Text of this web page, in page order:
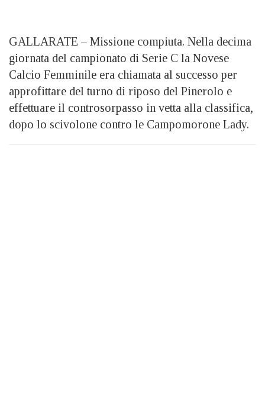
GALLARATE – Missione compiuta. Nella decima
giornata del campionato di Serie C la Novese
Calcio Femminile era chiamata al successo per
approfittare del turno di riposo del Pinerolo e
effettuare il controsorpasso in vetta alla classifica,
dopo lo scivolone contro le Campomorone Lady.